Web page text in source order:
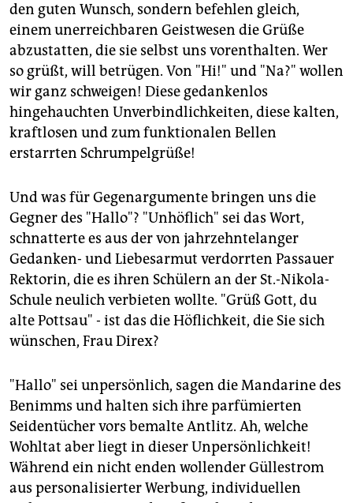
den guten Wunsch, sondern befehlen gleich,
einem unerreichbaren Geistwesen die Grüße
abzustatten, die sie selbst uns vorenthalten. Wer
so grüßt, will betrügen. Von "Hi!" und "Na?" wollen
wir ganz schweigen! Diese gedankenlos
hingehauchten Unverbindlichkeiten, diese kalten,
kraftlosen und zum funktionalen Bellen
erstarrten Schrumpelgrüße!
Und was für Gegenargumente bringen uns die
Gegner des "Hallo"? "Unhöflich" sei das Wort,
schnatterte es aus der von jahrzehntelanger
Gedanken- und Liebesarmut verdorrten Passauer
Rektorin, die es ihren Schülern an der St.-Nikola-
Schule neulich verbieten wollte. "Grüß Gott, du
alte Pottsau" - ist das die Höflichkeit, die Sie sich
wünschen, Frau Direx?
"Hallo" sei unpersönlich, sagen die Mandarine des
Benimms und halten sich ihre parfümierten
Seidentücher vors bemalte Antlitz. Ah, welche
Wohltat aber liegt in dieser Unpersönlichkeit!
Während ein nicht enden wollender Güllestrom
aus personalisierter Werbung, individuellen